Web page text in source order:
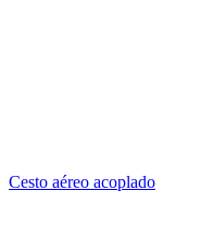
Cesto aéreo acoplado